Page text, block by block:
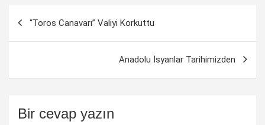
“Toros Canavarı” Valiyi Korkuttu
Anadolu İsyanlar Tarihimizden
Bir cevap yazın